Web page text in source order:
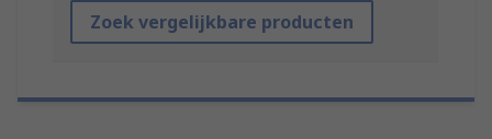
Zoek vergelijkbare producten